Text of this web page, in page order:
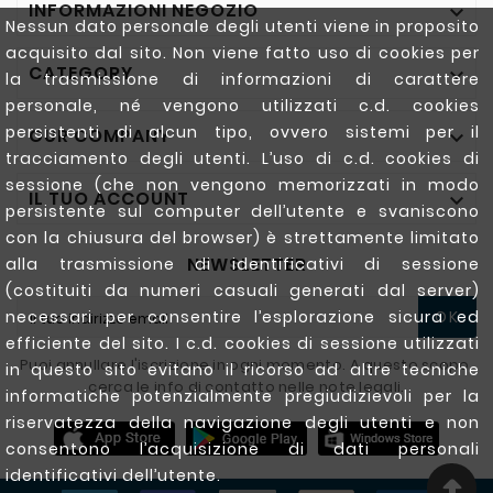
Nessun dato personale degli utenti viene in proposito
acquisito dal sito. Non viene fatto uso di cookies per
la trasmissione di informazioni di carattere
personale, né vengono utilizzati c.d. cookies
persistenti di alcun tipo, ovvero sistemi per il
tracciamento degli utenti. L’uso di c.d. cookies di
sessione (che non vengono memorizzati in modo
persistente sul computer dell’utente e svaniscono
con la chiusura del browser) è strettamente limitato
alla trasmissione di identificativi di sessione
(costituiti da numeri casuali generati dal server)
necessari per consentire l’esplorazione sicura ed
efficiente del sito. I c.d. cookies di sessione utilizzati
in questo sito evitano il ricorso ad altre tecniche
informatiche potenzialmente pregiudizievoli per la
riservatezza della navigazione degli utenti e non
consentono l’acquisizione di dati personali
identificativi dell’utente.
INFORMAZIONI NEGOZIO 
CATEGORY 
OUR COMPANY 
IL TUO ACCOUNT 
NEWSLETTER
OK
Puoi annullare l'iscrizione in ogni momento. A questo scopo,
cerca le info di contatto nelle note legali.